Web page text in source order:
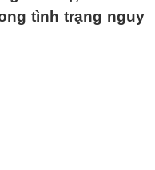
tình trạng nguy